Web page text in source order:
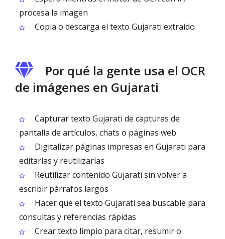
procesa la imagen
Copia o descarga el texto Gujarati extraído
Por qué la gente usa el OCR
de imágenes en Gujarati
Capturar texto Gujarati de capturas de
pantalla de artículos, chats o páginas web
Digitalizar páginas impresas en Gujarati para
editarlas y reutilizarlas
Reutilizar contenido Gujarati sin volver a
escribir párrafos largos
Hacer que el texto Gujarati sea buscable para
consultas y referencias rápidas
Crear texto limpio para citar, resumir o